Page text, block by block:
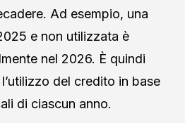
Ad esempio, una
e non utilizzata è
nel 2026. È quindi
del credito in base
di ciascun anno.